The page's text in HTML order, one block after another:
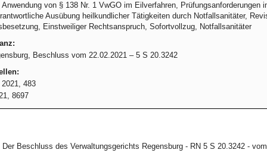
Anwendung von § 138 Nr. 1 VwGO im Eilverfahren,
Ausübung heilkundlicher Tätigkeiten durch Notfallsanitäter,
Einstweiliger Rechtsanspruch, Sofortvollzug, Notfallsanitäter
Beschluss vom 22.02.2021 – 5 S 20.3242
483
8697
Der Beschluss des Verwaltungsgerichts Regensburg - RN 5 S 20.3242 -